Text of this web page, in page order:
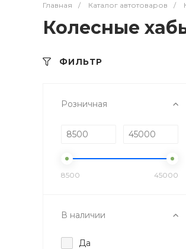
Главная / Каталог автотоваров /
Колесные
ФИЛЬТР
Розничная
8500 45000
В наличии
Да